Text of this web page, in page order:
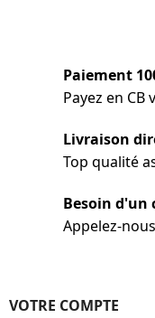
Paiement
Payez en CB
Livraison
Top qualité
Besoin d'un
Appelez-
VOTRE COMPTE